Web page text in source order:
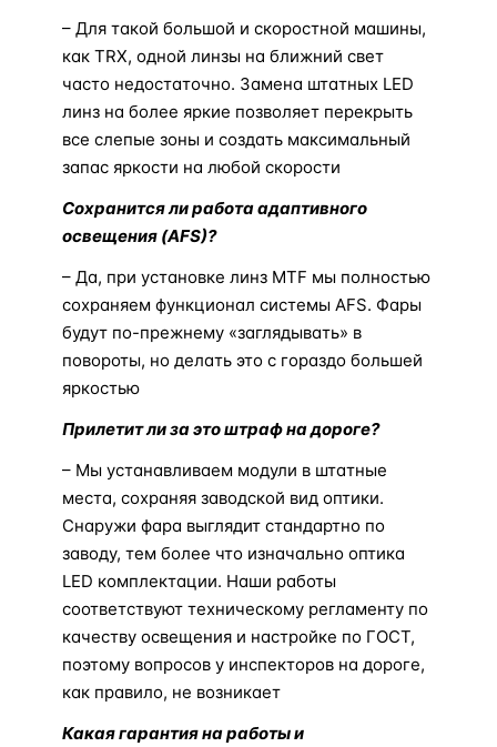
– Для такой большой и скоростной машины,
как TRX, одной линзы на ближний свет
часто недостаточно. Замена штатных LED
линз на более яркие позволяет перекрыть
все слепые зоны и создать максимальный
запас яркости на любой скорости
Сохранится ли работа адаптивного
освещения (AFS)?
– Да, при установке линз MTF мы полностью
сохраняем функционал системы AFS. Фары
будут по-прежнему «заглядывать» в
повороты, но делать это с гораздо большей
яркостью
Прилетит ли за это штраф на дороге?
– Мы устанавливаем модули в штатные
места, сохраняя заводской вид оптики.
Снаружи фара выглядит стандартно по
заводу, тем более что изначально оптика
LED комплектации. Наши работы
соответствуют техническому регламенту по
качеству освещения и настройке по ГОСТ,
поэтому вопросов у инспекторов на дороге,
как правило, не возникает
Какая гарантия на работы и